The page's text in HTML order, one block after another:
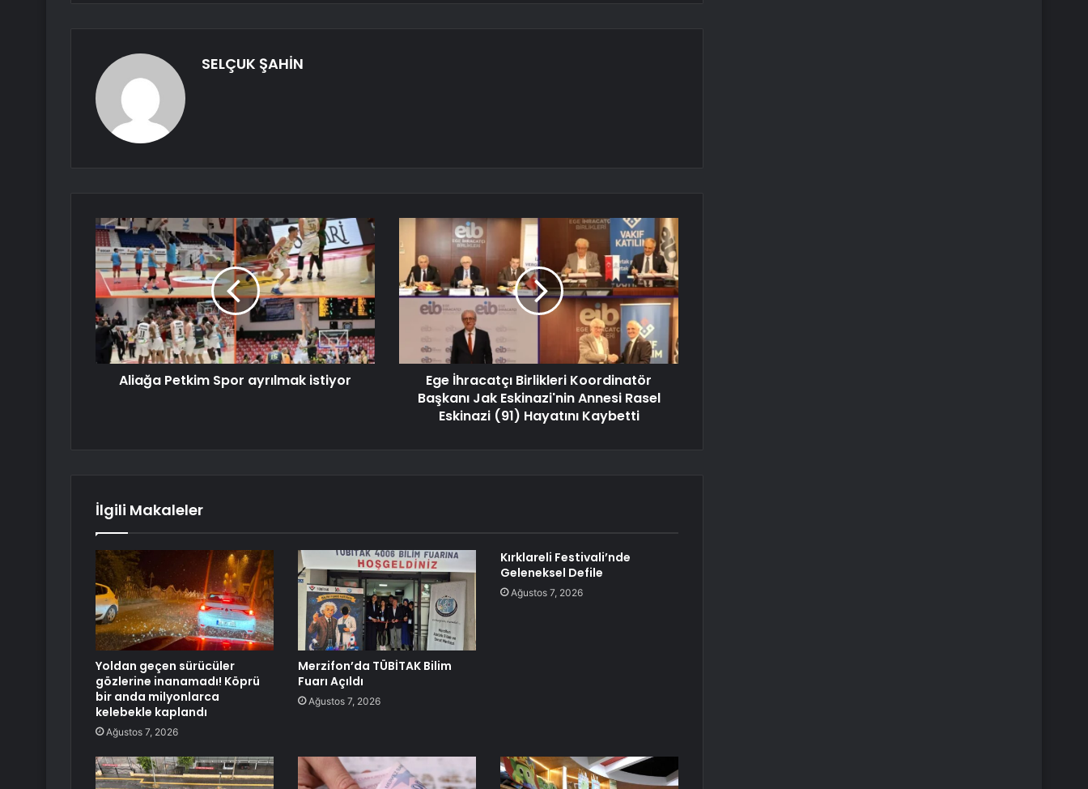
SELÇUK ŞAHİN
Aliağa Petkim Spor ayrılmak istiyor
Ege İhracatçı Birlikleri Koordinatör
Başkanı Jak Eskinazi'nin Annesi Rasel
Eskinazi (91) Hayatını Kaybetti
İlgili Makaleler
Yoldan geçen sürücüler
gözlerine inanamadı! Köprü
bir anda milyonlarca
kelebekle kaplandı
Ağustos 7, 2026
Merzifon’da TÜBİTAK Bilim
Fuarı Açıldı
Ağustos 7, 2026
Kırklareli Festivali’nde
Geleneksel Defile
Ağustos 7, 2026